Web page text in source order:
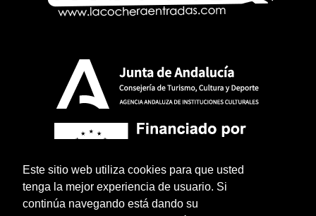
Este sitio web utiliza cookies para que usted
tenga la mejor experiencia de usuario. Si
continúa navegando está dando su